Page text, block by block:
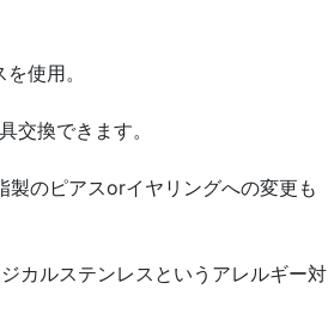
使用。
交換できます。
のピアスorイヤリングへの変更も
カルステンレスというアレルギー対